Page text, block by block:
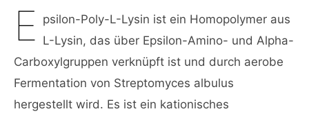
E psilon-Poly-L-Lysin ist ein Homopolymer aus
L-Lysin, das über Epsilon-Amino- und Alpha-
Carboxylgruppen verknüpft ist und durch aerobe
Fermentation von Streptomyces albulus
hergestellt wird. Es ist ein kationisches